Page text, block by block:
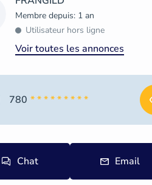
Membre depuis: 1 an
Utilisateur hors ligne
Voir toutes les annonces
780 * * * * * * * * *
Chat Email